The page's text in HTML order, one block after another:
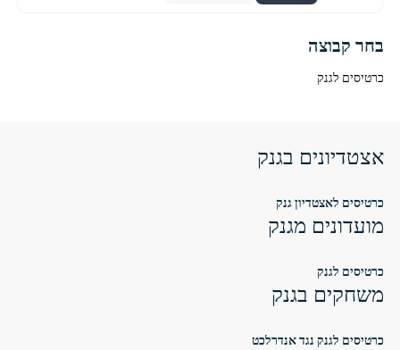
בחר קבוצה
כרטיסים לגנק
אצטדיונים בגנק
כרטיסים לאצטדיון גנק
מועדונים מגנק
כרטיסים לגנק
משחקים בגנק
כרטיסים לגנק נגד אנדרלכט